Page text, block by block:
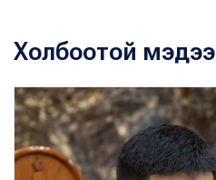
Холбоотой мэдээ